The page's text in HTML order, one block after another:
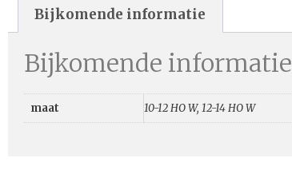
Bijkomende informatie
Bijkomende informatie
maat 10-12 HO W, 12-14 HO W